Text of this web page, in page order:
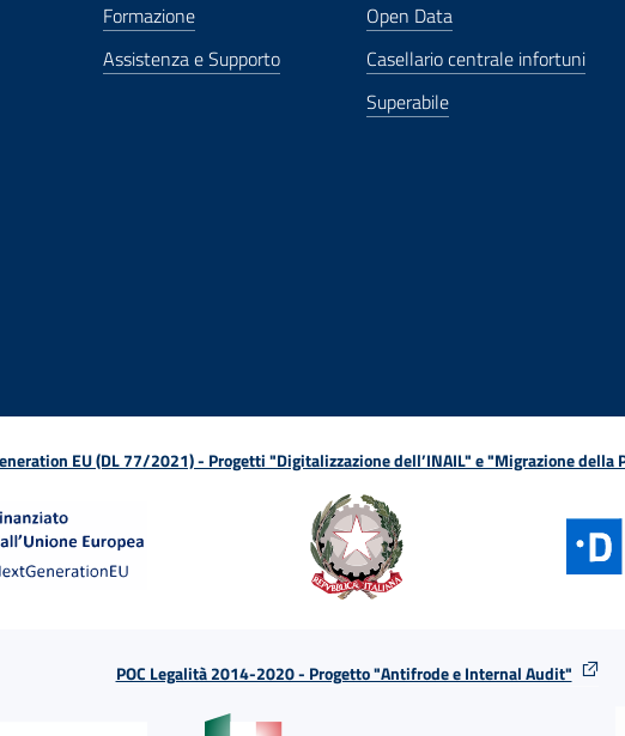
Formazione
Assistenza e Supporto
Open Data
Casellario centrale infortuni
Superabile
EU (DL 77/2021) - Progetti "Digitalizzazione dell’INAIL" e "Migrazione della
POC Legalità 2014-2020 - Progetto "Antifrode e Internal Audit"